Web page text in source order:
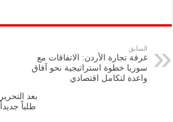
p
y
Li
n
eb
oo
k
tt
nt
at
A
p
السابق
غرفة تجارة الأردن: الاتفاقات مع
سوريا خطوة استراتيجية نحو آفاق
واعدة لتكامل اقتصادي
طلباً